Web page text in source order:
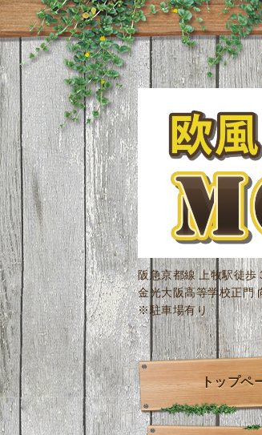
阪急京都線 上牧駅徒歩
金光大阪高等学校正門
※駐車場有り
トップペ